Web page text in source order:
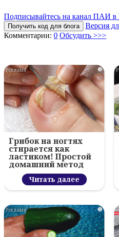
Подписывайтесь на канал ПАИ
Получить код для блога
Версия
Комментарии: 0 Обсудить >>>
i
Грибок на ногтях
стирается как
ластиком! Простой
домашний метод
Читать далее
i